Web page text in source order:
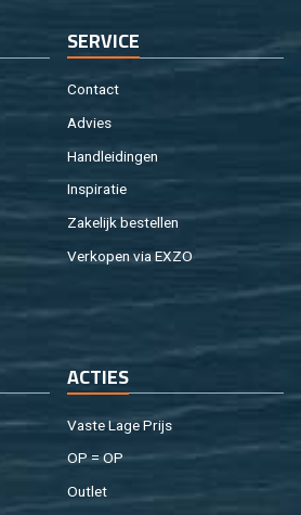
SER­VI­CE
Con­tact
Ad­vies
Hand­lei­din­gen
In­spi­ra­tie
Za­ke­lijk be­stel­len
Ver­ko­pen via EXZO
AC­TIES
Vaste Lage Prijs
OP = OP
Out­let